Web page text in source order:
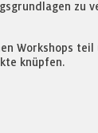
zu
Workshops
knüpfen.